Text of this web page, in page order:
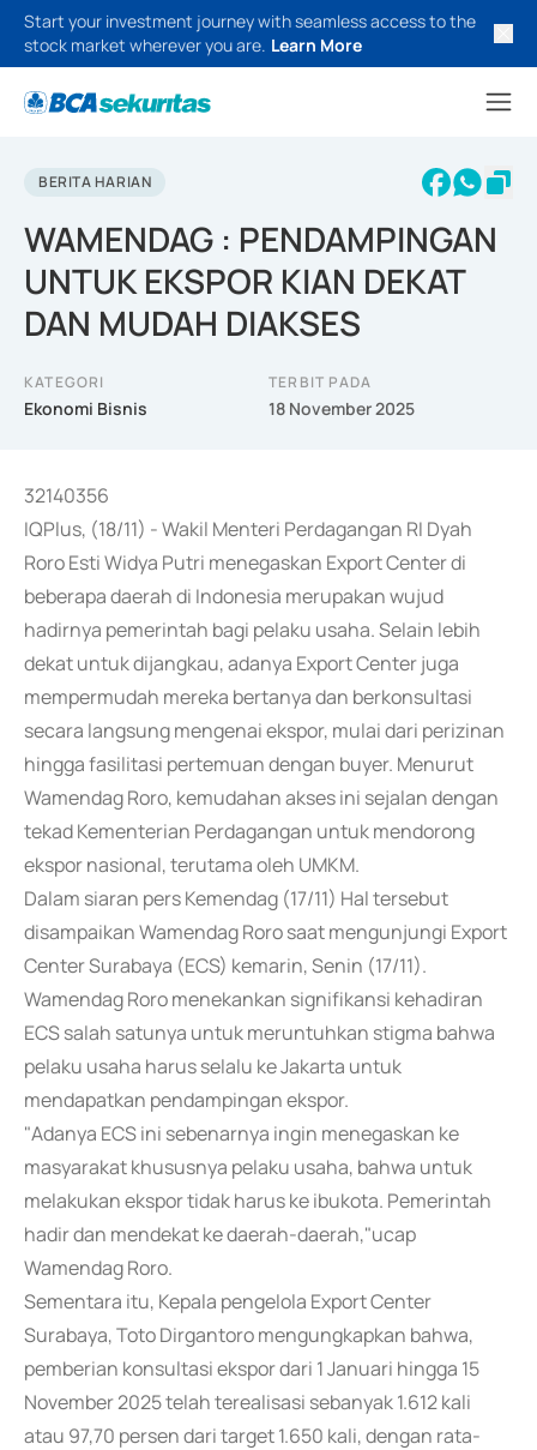
Start your investment journey with seamless access to the
stock market wherever you are. Learn More
BERITA HARIAN
WAMENDAG : PENDAMPINGAN
UNTUK EKSPOR KIAN DEKAT
DAN MUDAH DIAKSES
KATEGORI
Ekonomi Bisnis
TERBIT PADA
18 November 2025
32140356
IQPlus, (18/11) - Wakil Menteri Perdagangan RI Dyah
Roro Esti Widya Putri menegaskan Export Center di
beberapa daerah di Indonesia merupakan wujud
hadirnya pemerintah bagi pelaku usaha. Selain lebih
dekat untuk dijangkau, adanya Export Center juga
mempermudah mereka bertanya dan berkonsultasi
secara langsung mengenai ekspor, mulai dari perizinan
hingga fasilitasi pertemuan dengan buyer. Menurut
Wamendag Roro, kemudahan akses ini sejalan dengan
tekad Kementerian Perdagangan untuk mendorong
ekspor nasional, terutama oleh UMKM.
Dalam siaran pers Kemendag (17/11) Hal tersebut
disampaikan Wamendag Roro saat mengunjungi Export
Center Surabaya (ECS) kemarin, Senin (17/11).
Wamendag Roro menekankan signifikansi kehadiran
ECS salah satunya untuk meruntuhkan stigma bahwa
pelaku usaha harus selalu ke Jakarta untuk
mendapatkan pendampingan ekspor.
"Adanya ECS ini sebenarnya ingin menegaskan ke
masyarakat khususnya pelaku usaha, bahwa untuk
melakukan ekspor tidak harus ke ibukota. Pemerintah
hadir dan mendekat ke daerah-daerah,"ucap
Wamendag Roro.
Sementara itu, Kepala pengelola Export Center
Surabaya, Toto Dirgantoro mengungkapkan bahwa,
pemberian konsultasi ekspor dari 1 Januari hingga 15
November 2025 telah terealisasi sebanyak 1.612 kali
atau 97,70 persen dari target 1.650 kali, dengan rata-